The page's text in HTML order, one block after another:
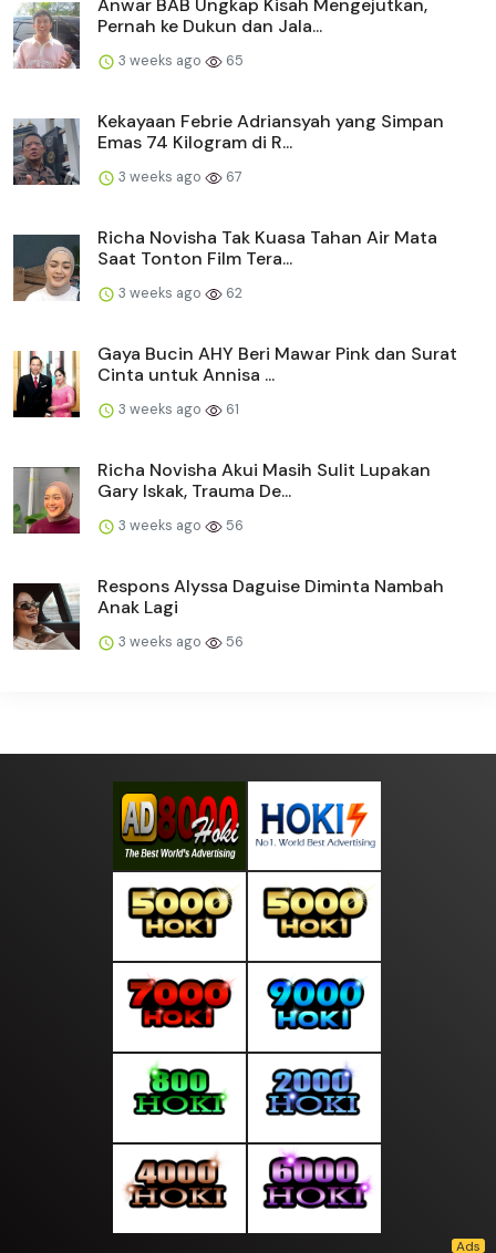
Anwar BAB Ungkap Kisah Mengejutkan,
Pernah ke Dukun dan Jala...
3 weeks ago 65
Kekayaan Febrie Adriansyah yang Simpan
Emas 74 Kilogram di R...
3 weeks ago 67
Richa Novisha Tak Kuasa Tahan Air Mata
Saat Tonton Film Tera...
3 weeks ago 62
Gaya Bucin AHY Beri Mawar Pink dan Surat
Cinta untuk Annisa ...
3 weeks ago 61
Richa Novisha Akui Masih Sulit Lupakan
Gary Iskak, Trauma De...
3 weeks ago 56
Respons Alyssa Daguise Diminta Nambah
Anak Lagi
3 weeks ago 56